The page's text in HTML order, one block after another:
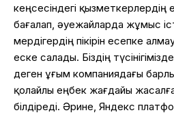
кеңсесіндегі қызметкерлердің
бағалап, әуежайларда жұмыс
мердігердің пікірін есепке
еске салады. Біздің
деген ұғым компаниядағы
қолайлы еңбек жағдайы
білдіреді. Әрине, Яндекс